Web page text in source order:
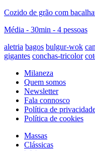
Cozido de grão com
Média - 30min - 4 pessoas
aletria bagos bulgur-wok
gigantes conchas-tricolor
Milaneza
Quem somos
Newsletter
Fala connosco
Política de
Política de cookies
Massas
Clássicas